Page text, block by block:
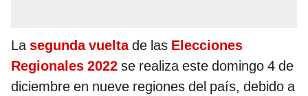
Lasegunda vuelta de las Elecciones
Regionales 2022 se realiza este domingo 4 de
diciembre en nueve regiones del país, debido a